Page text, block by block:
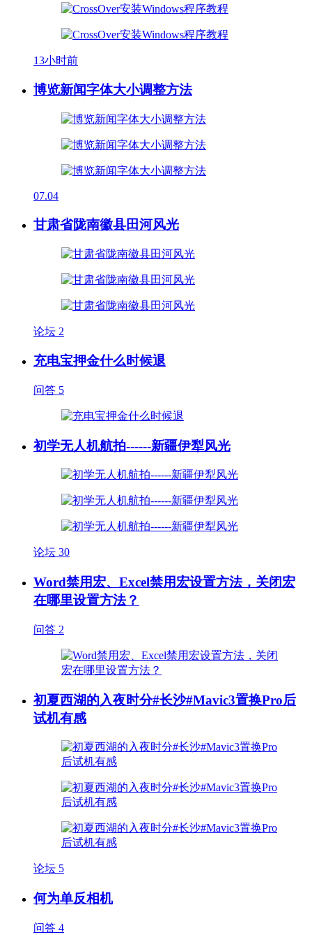
13小时前
博览新闻字体大小调整方法
07.04
甘肃省陇南徽县田河风光
论坛 2
充电宝押金什么时候退
问答 5
初学无人机航拍------新疆伊犁风光
论坛 30
Word禁用宏、Excel禁用宏设置方法，关闭宏
在哪里设置方法？
问答 2
初夏西湖的入夜时分#长沙#Mavic3置换Pro后
试机有感
论坛 5
何为单反相机
问答 4